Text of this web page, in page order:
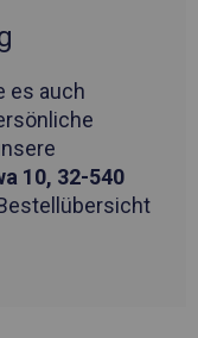
es auch
10, 32-540